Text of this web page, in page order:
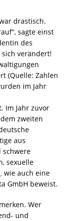
drastisch.
sagte einst
des
sich verändert!
(Quelle: Zahlen
im Jahr
Im Jahr zuvor
zweiten
aus
schwere
sexuelle
wie auch eine
GmbH beweist.
Wer
und